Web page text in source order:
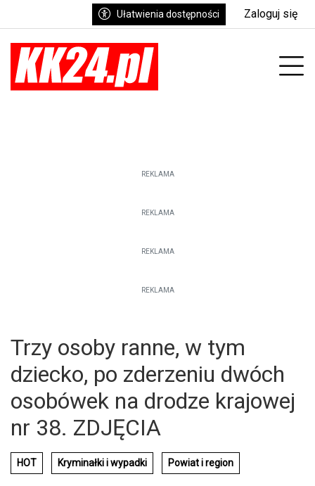
Ułatwienia dostępności Zaloguj się
REKLAMA
REKLAMA
REKLAMA
REKLAMA
Trzy osoby ranne, w tym
dziecko, po zderzeniu dwóch
osobówek na drodze krajowej
nr 38. ZDJĘCIA
HOT Kryminałki i wypadki Powiat i region